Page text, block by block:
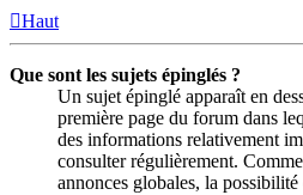
Haut
Que sont les sujets épinglés ?
Un sujet épinglé apparaît en
première page du forum dans
des informations relativement
consulter régulièrement.
annonces globales, la